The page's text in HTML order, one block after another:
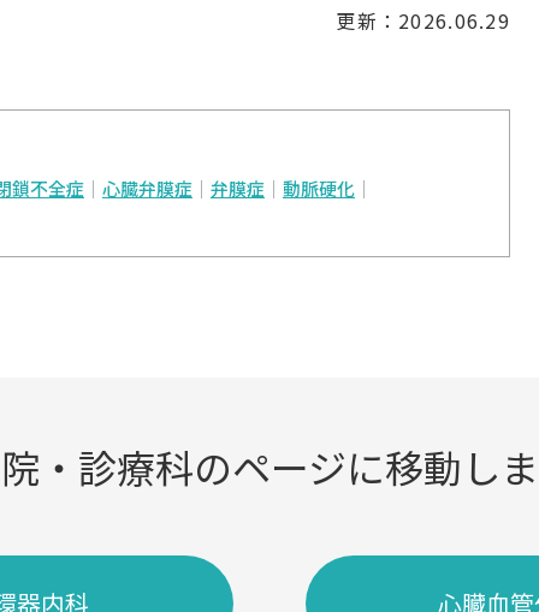
更新：2026.06.29
鎖不全症 心臓弁膜症 弁膜症 動脈硬化
・診療科のページに移動し
器内科 心臓血